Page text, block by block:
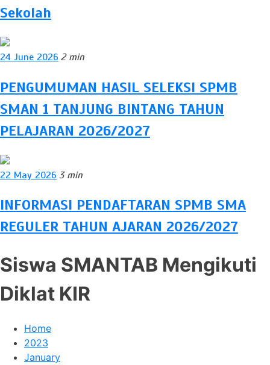
Sekolah
24 June 2026 2 min
PENGUMUMAN HASIL SELEKSI SPMB
SMAN 1 TANJUNG BINTANG TAHUN
PELAJARAN 2026/2027
22 May 2026 3 min
INFORMASI PENDAFTARAN SPMB SMA
REGULER TAHUN AJARAN 2026/2027
Siswa SMANTAB Mengikuti
Diklat KIR
Home
2023
January